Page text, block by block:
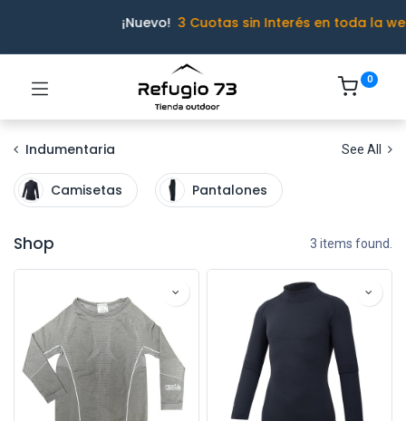
¡Nuevo! 3 Cuotas sin Interés en toda la
0
Indumentaria See All
Camisetas Pantalones
Shop 3 items found.
Ivo · Refugio 73
● En línea